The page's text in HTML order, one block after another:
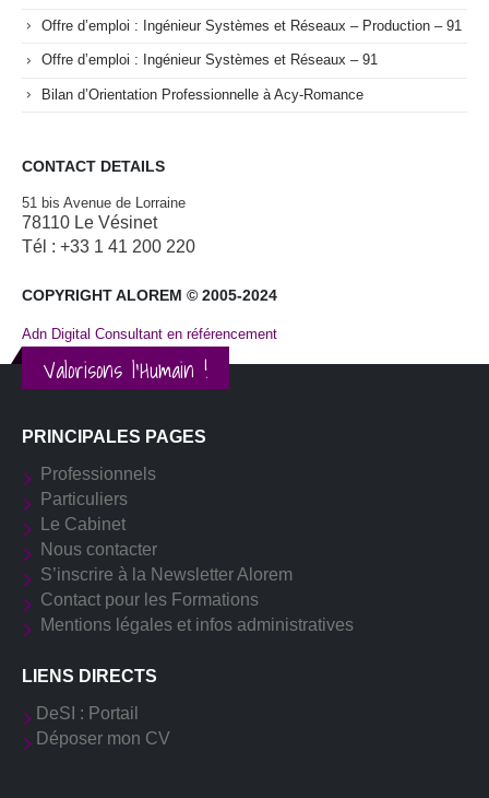
Offre d’emploi : Ingénieur Systèmes et Réseaux – Production – 91
Offre d’emploi : Ingénieur Systèmes et Réseaux – 91
Bilan d’Orientation Professionnelle à Acy-Romance
CONTACT DETAILS
51 bis Avenue de Lorraine
78110 Le Vésinet
Tél : +33 1 41 200 220
COPYRIGHT ALOREM © 2005-2024
Adn Digital Consultant en référencement
Valorisons l'Humain !
PRINCIPALES PAGES
Professionnels
Particuliers
Le Cabinet
Nous contacter
S’inscrire à la Newsletter Alorem
Contact pour les Formations
Mentions légales et infos administratives
LIENS DIRECTS
DeSI : Portail
Déposer mon CV